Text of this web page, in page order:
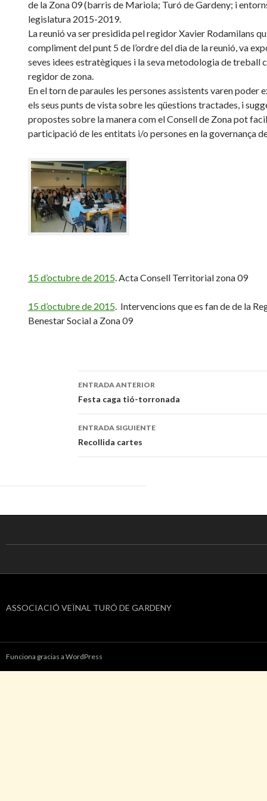
de la Zona 09 (barris de Mariola; Turó de Gardeny; i
legislatura 2015-2019.
La reunió va ser presidida pel regidor Xavier Rodamilans
compliment del punt 5 de l’ordre del dia de la reunió, va
seves idees estratègiques i la seva metodologia de treball
regidor de zona.
En el torn de paraules les persones assistents varen poder
els seus punts de vista sobre les qüestions tractades, i
propostes sobre la manera com el Consell de Zona pot
participació de les entitats i/o persones en la governança
15 d’octubre de 2015. Acta Consell Territorial zona 09
15 d’octubre de 2015. Intervencions que es fan de de la
Benestar Social a Zona 09
Navegación
de
entradas
ENTRADA ANTERIOR
Festa caga tió-torronada
ENTRADA SIGUIENTE
Recollida cartes
ASSOCIACIÓ VEÏNAL TURÓ DE GARDENY
Funciona gracias a WordPress